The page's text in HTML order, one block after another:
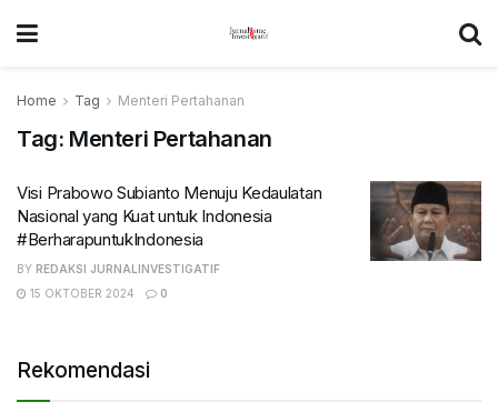
Home Tag Menteri Pertahanan
Tag: Menteri Pertahanan
Visi Prabowo Subianto Menuju Kedaulatan
Nasional yang Kuat untuk Indonesia
#BerharapuntukIndonesia
BY REDAKSI JURNALINVESTIGATIF
15 OKTOBER 2024
0
Rekomendasi